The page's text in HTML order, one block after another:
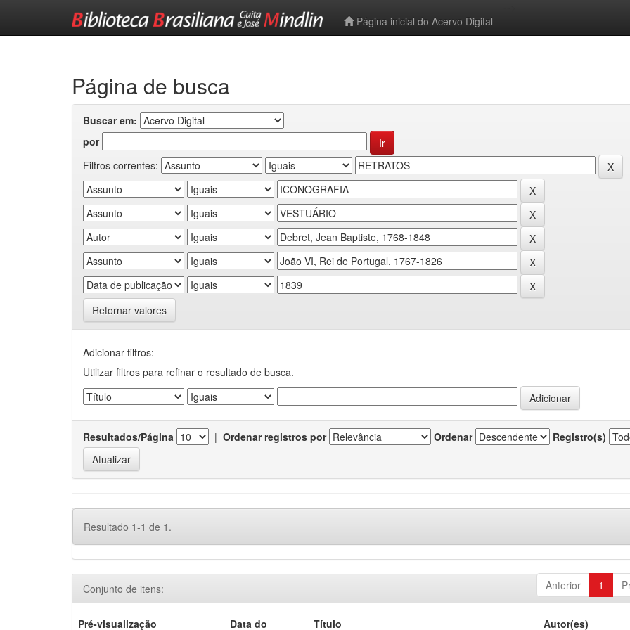
Página inicial do Acervo Digital
Página de busca
Buscar em:
por
Filtros correntes:
Retornar valores
Adicionar filtros:
Utilizar filtros para refinar o resultado de busca.
Resultados/Página | Ordenar registros por Ordenar Registro(s)
Resultado 1-1 de 1.
Anterior 1
Conjunto de itens:
Pré-visualização Data do Título Autor(es)